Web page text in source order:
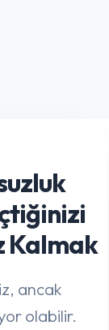
Kalmak
ancak
olabilir.